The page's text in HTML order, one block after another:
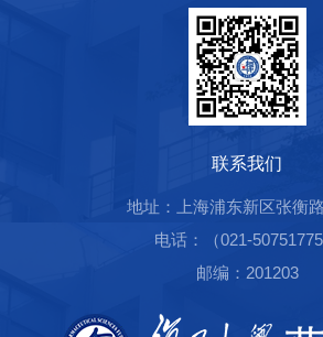
联系我们
地址：上海浦东新区张衡
电话：（021-50751775
邮编：201203